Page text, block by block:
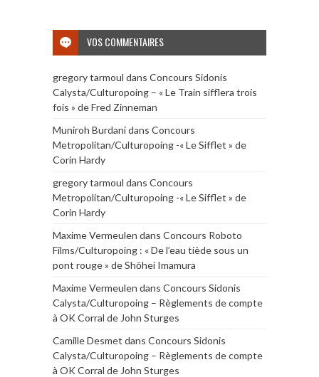
VOS COMMENTAIRES
gregory tarmoul dans Concours Sidonis
Calysta/Culturopoing – « Le Train sifflera trois
fois » de Fred Zinneman
Muniroh Burdanidans Concours
Metropolitan/Culturopoing -« Le Sifflet » de
Corin Hardy
gregory tarmoul dans Concours
Metropolitan/Culturopoing -« Le Sifflet » de
Corin Hardy
Maxime Vermeulen dans Concours Roboto
Films/Culturopoing : « De l’eau tiède sous un
pont rouge » de Shōhei Imamura
Maxime Vermeulen dans Concours Sidonis
Calysta/Culturopoing – Règlements de compte
à OK Corral de John Sturges
Camille Desmet dans Concours Sidonis
Calysta/Culturopoing – Règlements de compte
à OK Corral de John Sturges